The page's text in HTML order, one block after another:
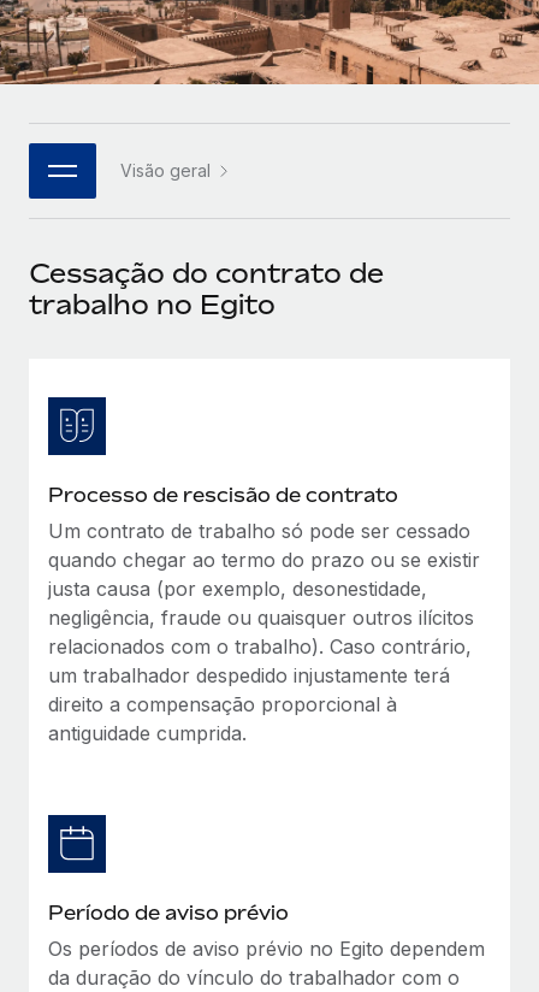
At a glance Discover the evolution of TheyDo, a pioneering
journey management platform that has...
Reverse Tech at a glance Health and wellness startup,
Reverse Tech, partnered with Remote to manage...
Português (Portugal)
日本語
한국어
中文（简体）
Visão geral
Cessação do contrato de
trabalho no Egito
Processo de rescisão de contrato
Um contrato de trabalho só pode ser cessado
quando chegar ao termo do prazo ou se existir
justa causa (por exemplo, desonestidade,
negligência, fraude ou quaisquer outros ilícitos
relacionados com o trabalho). Caso contrário,
um trabalhador despedido injustamente terá
direito a compensação proporcional à
antiguidade cumprida.
Período de aviso prévio
Os períodos de aviso prévio no Egito dependem
da duração do vínculo do trabalhador com o